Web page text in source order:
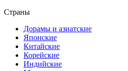
Страны
Дорамы и азиатские
Японские
Китайские
Корейские
Индийские